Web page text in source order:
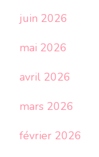
juin 2026
mai 2026
avril 2026
mars 2026
février 2026